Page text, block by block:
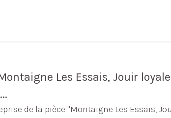
Les Essais, Jouir
de la pièce "Montaigne Les Essais,